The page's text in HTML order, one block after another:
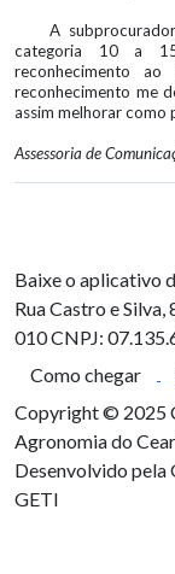
A
categoria 10 a
reconhecimento
reconhecimento me
assim melhorar como
Assessoria de
Baixe o aplicativo
Rua Castro e Silva,
010CNPJ:
Como chegar
Copyright © 2025
Agronomia do
Desenvolvido pela
GETI